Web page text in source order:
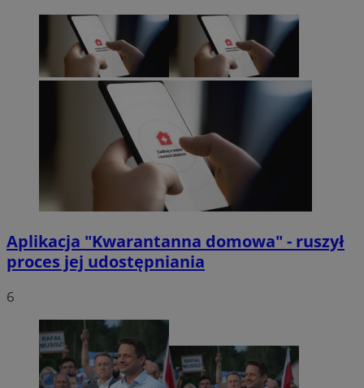
Aplikacja "Kwarantanna domowa" - ruszył
proces jej udostępniania
6